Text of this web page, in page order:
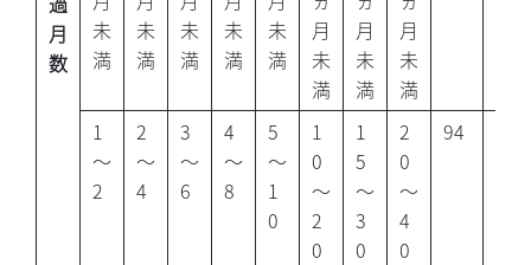
月
数
未
満
未
満
未
満
未
満
未
満
月
未
満
月
未
満
月
未
満
1
～
2
2
～
4
3
～
6
4
～
8
5
～
1
0
1
0
～
2
0
1
5
～
3
0
2
0
～
4
0
94